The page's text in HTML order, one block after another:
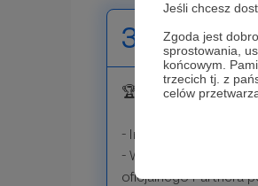
Jeśli chcesz
Zgoda jest
sprostowania,
końcowym.
trzecich tj. z
celów
300 zł
🏆 300 zł -
- Indywidualna 60-
- Wymienienie
oficjalnego Partnera